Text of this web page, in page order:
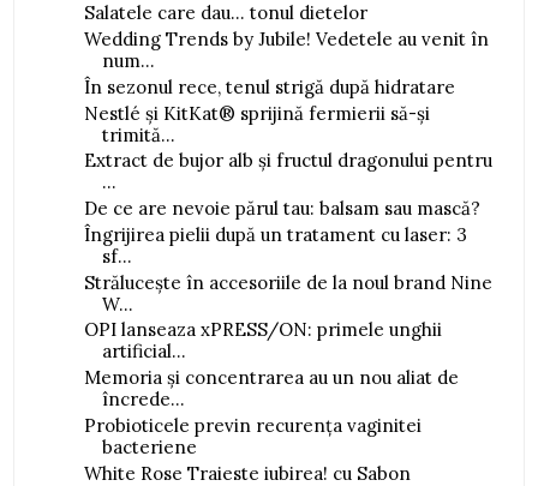
Salatele care dau... tonul dietelor
Wedding Trends by Jubile! Vedetele au venit în
num...
În sezonul rece, tenul strigă după hidratare
Nestlé și KitKat® sprijină fermierii să-și
trimită...
Extract de bujor alb și fructul dragonului pentru
...
De ce are nevoie părul tau: balsam sau mască?
Îngrijirea pielii după un tratament cu laser: 3
sf...
Strălucește în accesoriile de la noul brand Nine
W...
OPI lanseaza xPRESS/ON: primele unghii
artificial...
Memoria și concentrarea au un nou aliat de
încrede...
Probioticele previn recurența vaginitei
bacteriene
White Rose Traieste iubirea! cu Sabon